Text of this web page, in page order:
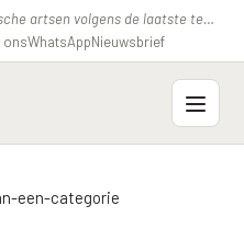
1 van de 10 beste cosmetische artsen volgens de laatste test van de consumentenbond.
onsWhatsAppNieuwsbrief
een-categorie